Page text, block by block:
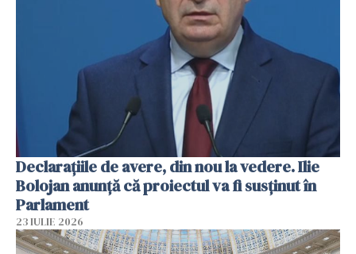
Declarațiile de avere, din nou la vedere. Ilie
Bolojan anunță că proiectul va fi susținut în
Parlament
23 IULIE 2026